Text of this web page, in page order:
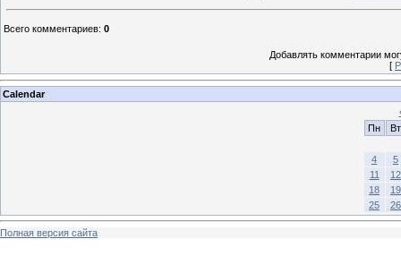
Всего комментариев: 0
Добавлять комментарии
[
Calendar
Пн
Вт
4
5
11
12
18
19
25
26
Полная версия сайта